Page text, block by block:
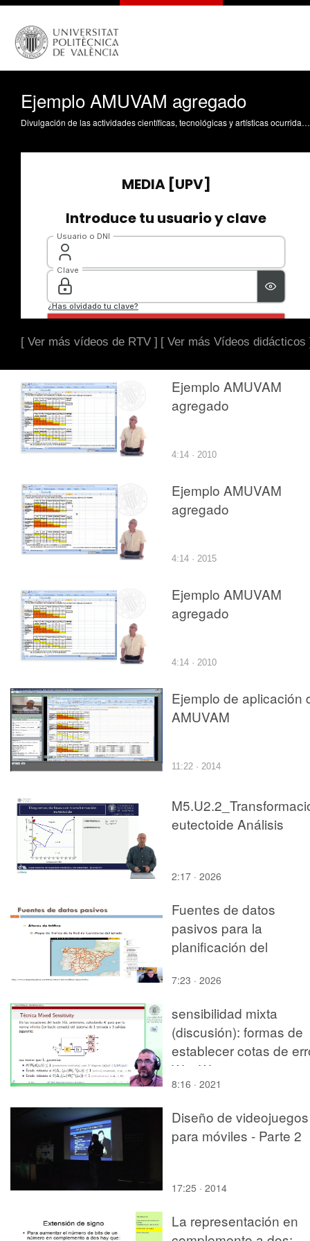
Ejemplo AMUVAM agregado
Divulgación de las actividades científicas, tecnológicas y artísticas ocurridas en los tres campus de la UPV
[ Ver más vídeos de RTV ] [ Ver más Vídeos didácticos
Ejemplo AMUVAM
agregado
4:14 · 2010
Ejemplo AMUVAM
agregado
4:14 · 2015
Ejemplo AMUVAM
agregado
4:14 · 2010
Ejemplo de aplicación
AMUVAM
11:22 · 2014
eutectoide Análisis
2:17 · 2026
Fuentes de datos
pasivos para la
planificación del
7:23 · 2026
sensibilidad mixta
(discusión): formas de
establecer cotas de
W2, W3
8:16 · 2021
Diseño de videojuegos
para móviles - Parte 2
17:25 · 2014
La representación en